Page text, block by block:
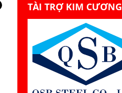
TÀI TRỢ KIM CƯƠNG